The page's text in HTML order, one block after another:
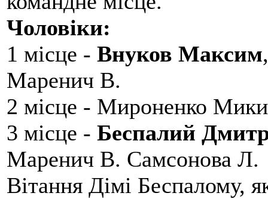
Чоловіки:
1 місце - Внуков Максим
Маренич В.
2 місце - Мироненко
3 місце - Беспалий
Маренич В. Самсонова Л.
Вітання Дімі Беспалому,